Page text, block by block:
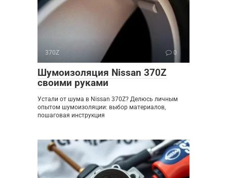
370Z 0
Шумоизоляция Nissan 370Z
своими руками
Устали от шума в Nissan 370Z? Делюсь личным
опытом шумоизоляции: выбор материалов,
пошаговая инструкция